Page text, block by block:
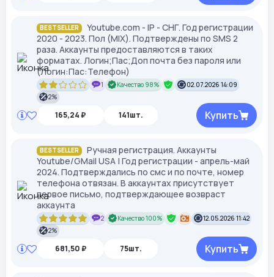
BESTSELLER
Youtube.com - IP - СНГ. Год регистрации
2020 - 2023. Пол (MIX). Подтверждены по SMS 2
раза. Аккаунты предоставляются в таких
форматах. Логин;Пас;Доп почта без пароля или
(Логин:Пас:Телефон)
1 Качество 98%
02.07.2026 14:09
2%
165,24 ₽ 141шт. Купить
BESTSELLER
Ручная регистрация. Аккаунты
Youtube/GMail USA | Год регистрации - апрель-май
2024. Подтверждались по смс и по почте, номер
телефона отвязан. В аккаунтах присутствует
первое письмо, подтверждающее возвраст
аккаунта
2 Качество 100%
12.05.2026 11:42
2%
681,50 ₽ 75шт. Купить